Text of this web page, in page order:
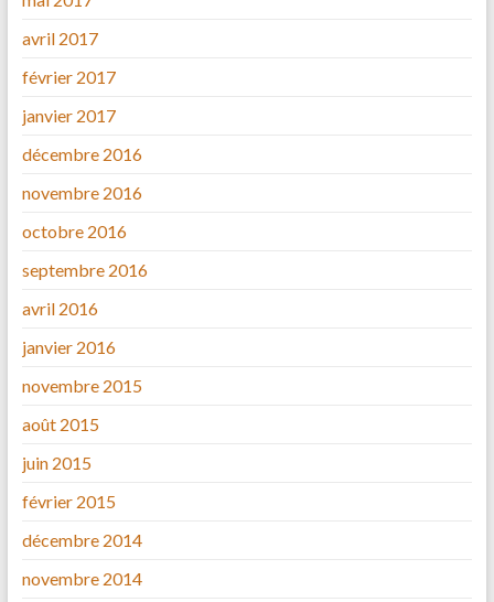
avril 2017
février 2017
janvier 2017
décembre 2016
novembre 2016
octobre 2016
septembre 2016
avril 2016
janvier 2016
novembre 2015
août 2015
juin 2015
février 2015
décembre 2014
novembre 2014